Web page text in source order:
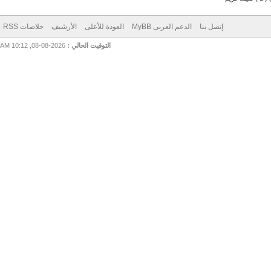
إتصل بنا الدعم العربى MyBB العودة للأعلى الأرشيف خلاصات RSS
التوقيت الحالي :2026-08-08, 10:12 AM